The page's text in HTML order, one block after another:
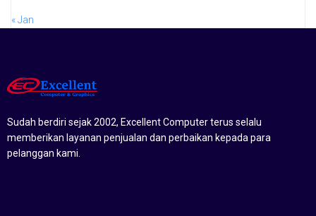
« Jan
Sudah berdiri sejak 2002, Excellent Computer terus selalu
memberikan layanan penjualan dan perbaikan kepada para
pelanggan kami.